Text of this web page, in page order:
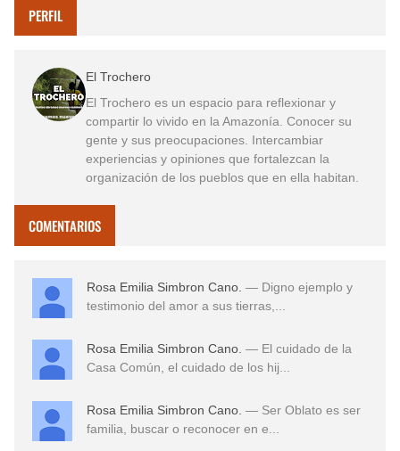
PERFIL
El Trochero
El Trochero es un espacio para reflexionar y
compartir lo vivido en la Amazonía. Conocer su
gente y sus preocupaciones. Intercambiar
experiencias y opiniones que fortalezcan la
organización de los pueblos que en ella habitan.
COMENTARIOS
Rosa Emilia Simbron Cano. — Digno ejemplo y
testimonio del amor a sus tierras,...
Rosa Emilia Simbron Cano. — El cuidado de la
Casa Común, el cuidado de los hij...
Rosa Emilia Simbron Cano. — Ser Oblato es ser
familia, buscar o reconocer en e...